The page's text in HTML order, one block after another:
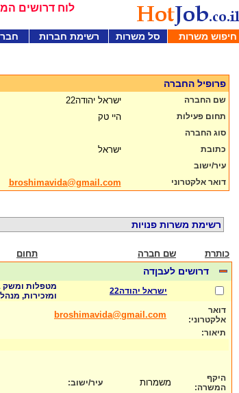
לוח דרושים
חיפוש משרות סל משרות רשימת חברות
פרופיל החברה
שם החברה ישראל יהודה22
תחום פעילות היי טק
סוג החברה
כתובת
ישראל
עיר/ישוב
דואר אלקטרוני
broshimavida@gmail.com
רשימת משרות פנויות
כותרת שם חברה תחום
דרושים לעבןדה
ישראל יהודה22
מטפלות ומשק
ומזכירות,
דואר
אלקטרוני:
broshimavida@gmail.com
תיאור:
היקף
המשרה:
משמרות עיר/ישוב: